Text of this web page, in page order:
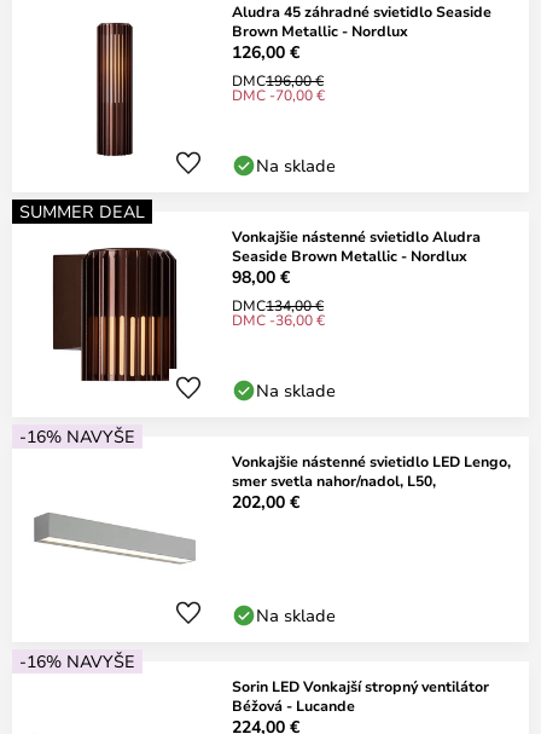
Aludra 45 záhradné svietidlo Seaside
Brown Metallic - Nordlux
126,00 €
DMC196,00 €
DMC -70,00 €
Na sklade
SUMMER DEAL
Vonkajšie nástenné svietidlo Aludra
Seaside Brown Metallic - Nordlux
98,00 €
DMC134,00 €
DMC -36,00 €
Na sklade
-16% NAVYŠE
Vonkajšie nástenné svietidlo LED Lengo,
smer svetla nahor/nadol, L50,
202,00 €
Na sklade
-16% NAVYŠE
Sorin LED Vonkajší stropný ventilátor
Béžová - Lucande
224,00 €